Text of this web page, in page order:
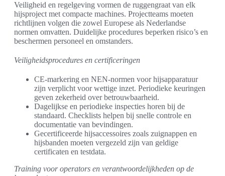
Veiligheid en regelgeving vormen de ruggengraat van elk
hijsproject met compacte machines. Projectteams moeten
richtlijnen volgen die zowel Europese als Nederlandse
normen omvatten. Duidelijke procedures beperken risico’s en
beschermen personeel en omstanders.
Veiligheidsprocedures en certificeringen
CE-markering en NEN-normen voor hijsapparatuur
zijn verplicht voor wettige inzet. Periodieke keuringen
geven zekerheid over betrouwbaarheid.
Dagelijkse en periodieke inspecties horen bij de
standaard. Checklists helpen bij snelle controle en
documentatie van bevindingen.
Gecertificeerde hijsaccessoires zoals zuignappen en
hijsbanden moeten vergezeld zijn van geldige
certificaten en testdata.
Training voor operators en verantwoordelijkheden op de